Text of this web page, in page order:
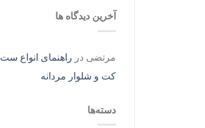
آخرین دیدگاه ها
مرتضی در راهنمای انواع ست
کت و شلوار مردانه
دسته‌ها